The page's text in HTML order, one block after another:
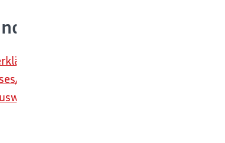
Formulare
für die Ausstellung / Beantragung /
Reisepasses Vollmacht zur Abholung
(PDF)